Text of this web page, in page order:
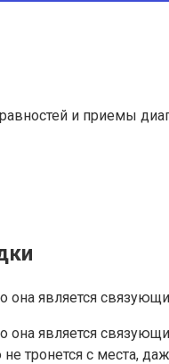
и приемы
она является
она является
тронется с места,